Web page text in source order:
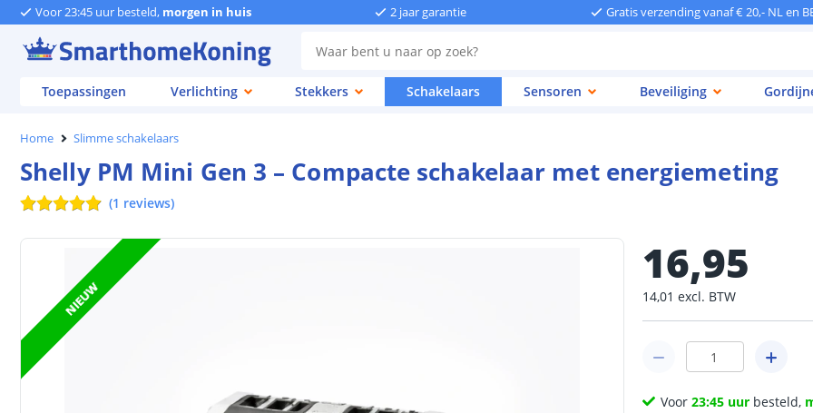
Voor 23:45 uur besteld, morgen in huis 2 jaar garantie Gratis verzending vanaf € 20,- NL en
Toepassingen Verlichting Stekkers Schakelaars Sensoren Beveiliging
Home Slimme schakelaars
Shelly PM Mini Gen 3 – Compacte schakelaar met energiemeting
(1 reviews)
NIEUW
16,95
14,01 excl. BTW
Voor23:45 uur besteld,